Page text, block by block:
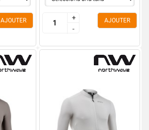
AJOUTER
+
-
+
-
AJOUTER